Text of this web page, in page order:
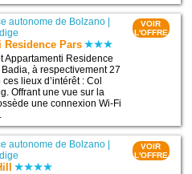
autonome de Bolzano
Residence Pars
Appartamenti Residence
à respectivement 27
lieux d’intérêt : Col
Offrant une vue sur la
une connexion Wi-Fi
VOIR
L'OFFRE
autonome de Bolzano |
VOIR
L'OFFRE